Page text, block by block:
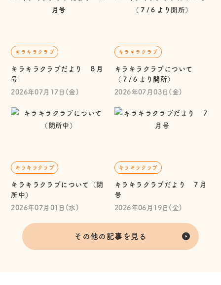
キラキラクラブ
キラキラクラブだより ８月
号
2026年07月17日(金)
キラキラクラブ
キラキラクラブについて
（７/６より開所）
2026年07月03日(金)
キラキラクラブ
キラキラクラブについて（閉
所中）
2026年07月01日(水)
キラキラクラブ
キラキラクラブだより ７月
号
2026年06月19日(金)
その他の記事を見る